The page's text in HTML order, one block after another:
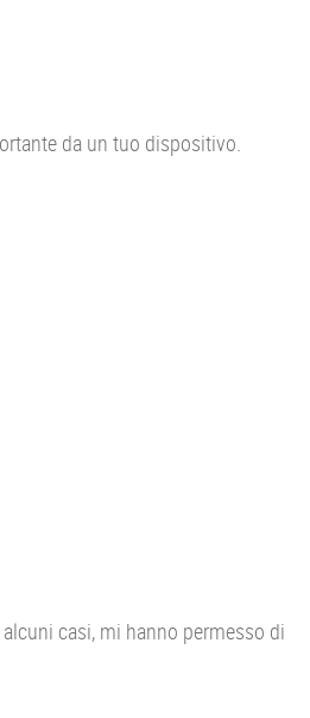
da un tuo dispositivo.
casi, mi hanno permesso di